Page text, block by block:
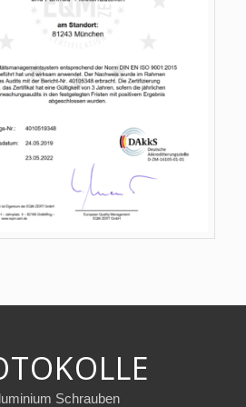
Schrauben